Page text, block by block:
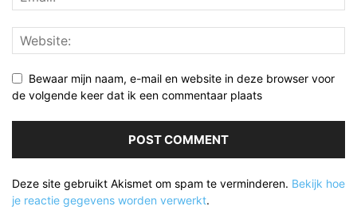
Bewaar mijn naam, e-mail en website in deze browser voor
de volgende keer dat ik een commentaar plaats
Deze site gebruikt Akismet om spam te verminderen. Bekijk hoe
je reactie gegevens worden verwerkt.